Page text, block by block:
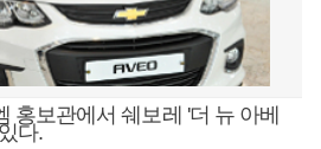
홍보관에서 쉐보레 '더 뉴 아베
다.